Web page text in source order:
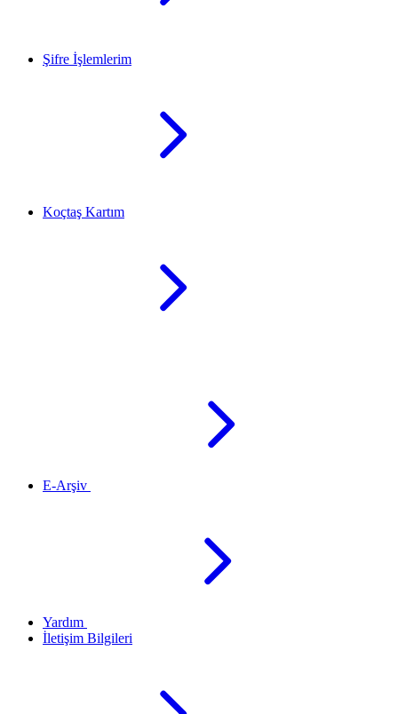
Şifre İşlemlerim
Koçtaş Kartım
E-Arşiv
Yardım
İletişim Bilgileri